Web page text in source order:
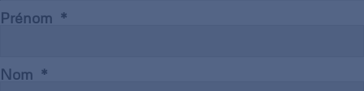
Prénom
Nom